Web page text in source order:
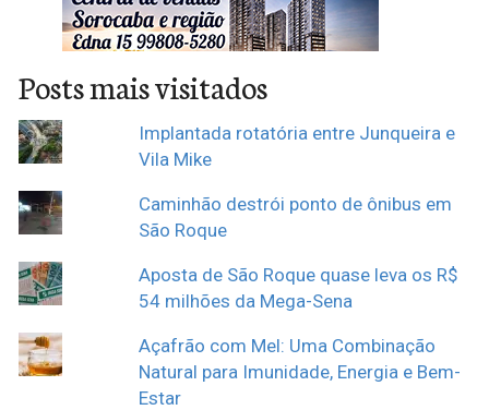
Posts mais visitados
Implantada rotatória entre Junqueira e
Vila Mike
Caminhão destrói ponto de ônibus em
São Roque
Aposta de São Roque quase leva os R$
54 milhões da Mega-Sena
Açafrão com Mel: Uma Combinação
Natural para Imunidade, Energia e Bem-
Estar